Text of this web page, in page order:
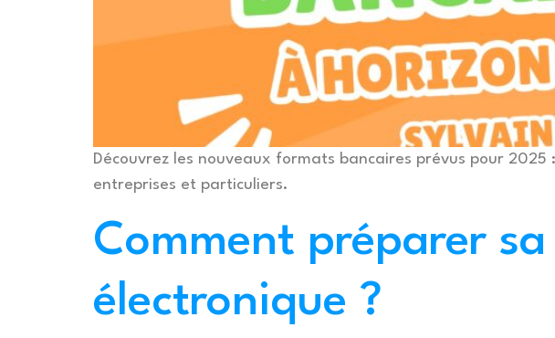
Découvrez les nouveaux formats bancaires prévus pour
entreprises et particuliers.
Comment préparer
électronique ?